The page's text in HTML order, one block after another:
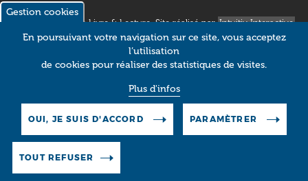
© 2018 Occitanie Livre & Lecture. Site réalisé parIntuitiv Interactive
Pictos
Gestion cookies
En poursuivant votre navigation sur ce site, vous acceptez
l’utilisation
de cookies pour réaliser des statistiques de visites.
Plus d'infos
OUI, JE SUIS D'ACCORD PARAMÈTRER
TOUT REFUSER